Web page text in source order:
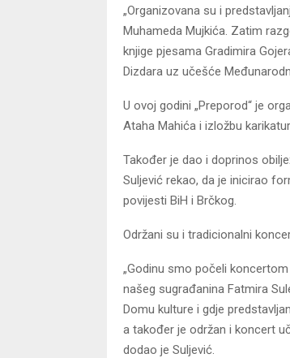
„Organizovana su i
Muhameda Mujkića. Zatim
knjige pjesama Gradimira
Dizdara uz učešće
U ovoj godini „Preporod“ je
Ataha Mahića i izložbu
Također je dao i doprinos
Suljević rekao, da je inicirao
povijesti BiH i Brčkog.
Održani su i tradicionalni
„Godinu smo počeli
našeg sugrađanina Fatmira
Domu kulture i gdje
a također je održan i koncert
dodao je Suljević.